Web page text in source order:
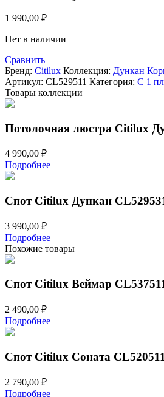
1 990,00 ₽
Нет в наличии
Сравнить
Бренд: Citilux Коллекция: Дункан
Артикул: CL529511 Категория: С 1
Товары коллекции
Потолочная люстра Citilux
4 990,00 ₽
Подробнее
Спот Citilux Дункан
3 990,00 ₽
Подробнее
Похожие товары
Спот Citilux Веймар
2 490,00 ₽
Подробнее
Спот Citilux Соната CL520511
2 790,00 ₽
Подробнее